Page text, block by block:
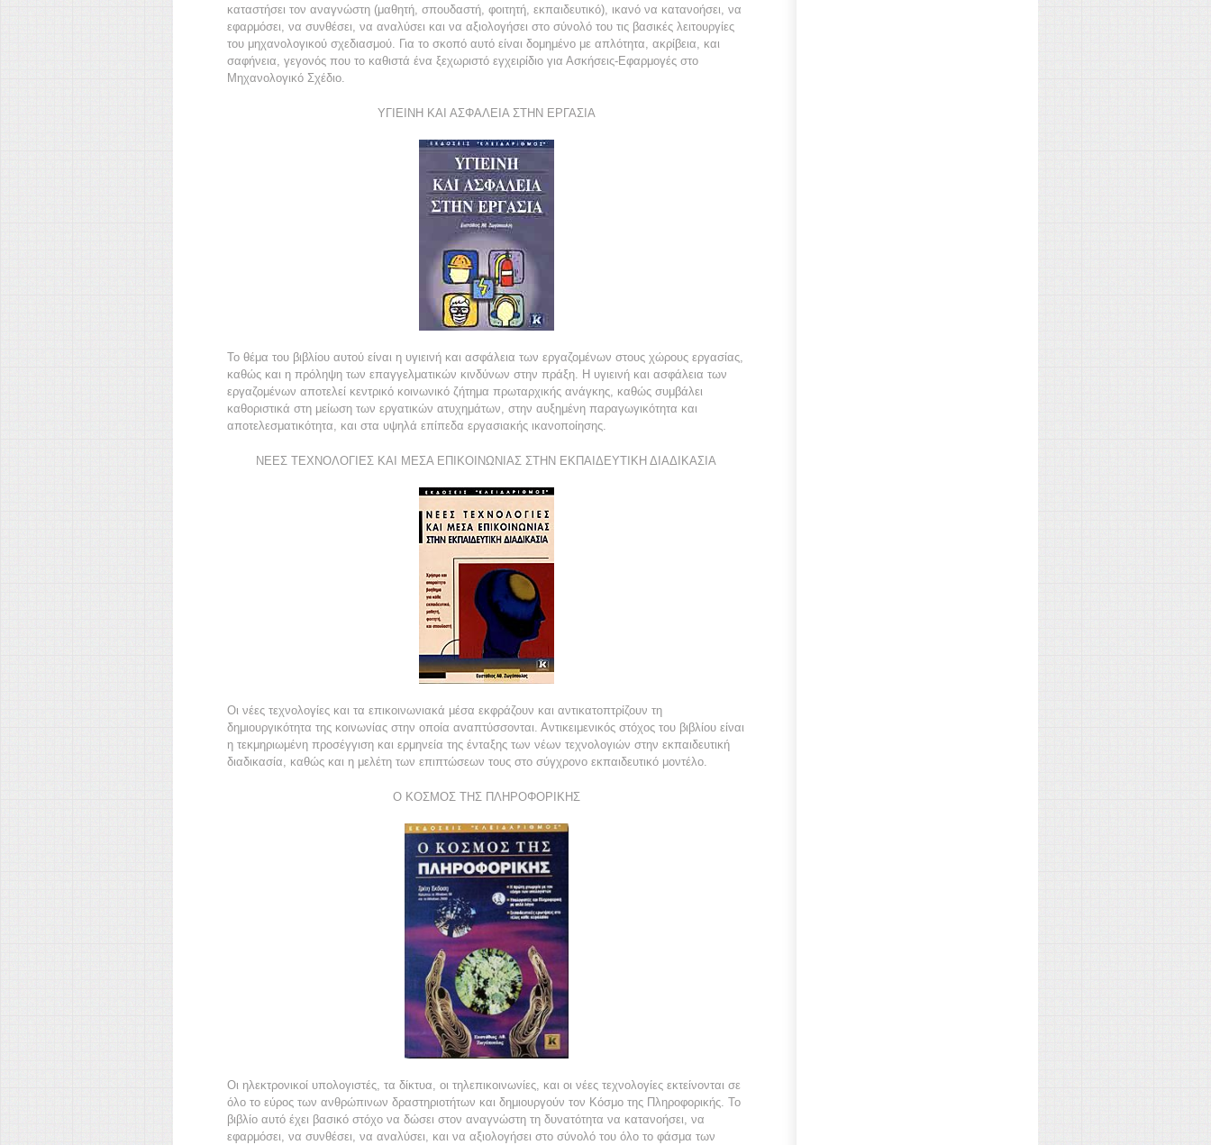
καταστήσει τον αναγνώστη (μαθητή, σπουδαστή, φοιτητή, εκπαιδευτικό), ικανό να κατανοήσει, να
εφαρμόσει, να συνθέσει, να αναλύσει και να αξιολογήσει στο σύνολό του τις βασικές λειτουργίες
του μηχανολογικού σχεδιασμού. Για το σκοπό αυτό είναι δομημένο με απλότητα, ακρίβεια, και
σαφήνεια, γεγονός που το καθιστά ένα ξεχωριστό εγχειρίδιο για Ασκήσεις-Εφαρμογές στο
Μηχανολογικό Σχέδιο.
ΥΓΙΕΙΝΗ ΚΑΙ ΑΣΦΑΛΕΙΑ ΣΤΗΝ ΕΡΓΑΣΙΑ
Το θέμα του βιβλίου αυτού είναι η υγιεινή και ασφάλεια των εργαζομένων στους χώρους εργασίας,
καθώς και η πρόληψη των επαγγελματικών κινδύνων στην πράξη. Η υγιεινή και ασφάλεια των
εργαζομένων αποτελεί κεντρικό κοινωνικό ζήτημα πρωταρχικής ανάγκης, καθώς συμβάλει
καθοριστικά στη μείωση των εργατικών ατυχημάτων, στην αυξημένη παραγωγικότητα και
αποτελεσματικότητα, και στα υψηλά επίπεδα εργασιακής ικανοποίησης.
ΝΕΕΣ ΤΕΧΝΟΛΟΓΙΕΣ ΚΑΙ ΜΕΣΑ ΕΠΙΚΟΙΝΩΝΙΑΣ ΣΤΗΝ ΕΚΠΑΙΔΕΥΤΙΚΗ ΔΙΑΔΙΚΑΣΙΑ
Οι νέες τεχνολογίες και τα επικοινωνιακά μέσα εκφράζουν και αντικατοπτρίζουν τη
δημιουργικότητα της κοινωνίας στην οποία αναπτύσσονται. Αντικειμενικός στόχος του βιβλίου είναι
η τεκμηριωμένη προσέγγιση και ερμηνεία της ένταξης των νέων τεχνολογιών στην εκπαιδευτική
διαδικασία, καθώς και η μελέτη των επιπτώσεων τους στο σύγχρονο εκπαιδευτικό μοντέλο.
Ο ΚΟΣΜΟΣ ΤΗΣ ΠΛΗΡΟΦΟΡΙΚΗΣ
Οι ηλεκτρονικοί υπολογιστές, τα δίκτυα, οι τηλεπικοινωνίες, και οι νέες τεχνολογίες εκτείνονται σε
όλο το εύρος των ανθρώπινων δραστηριοτήτων και δημιουργούν τον Κόσμο της Πληροφορικής. Το
βιβλίο αυτό έχει βασικό στόχο να δώσει στον αναγνώστη τη δυνατότητα να κατανοήσει, να
εφαρμόσει, να συνθέσει, να αναλύσει, και να αξιολογήσει στο σύνολό του όλο το φάσμα των